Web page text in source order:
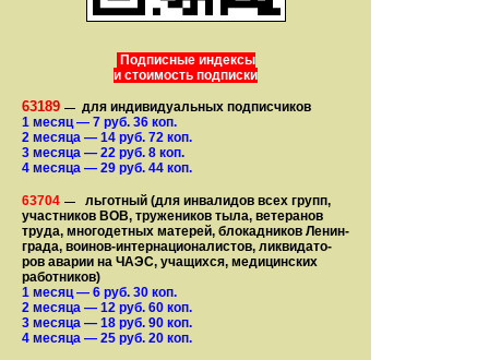
Подписные индексы
и стоимость подписки
63189 — для индивидуальных подписчиков
1 месяц— 7 руб. 36 коп.
2 месяца — 14 руб. 72 коп.
3 месяца — 22 руб. 8 коп.
4 месяца — 29 руб. 44 коп.
63704 —
льготный (для ин­ва­лидов всех групп,
участ­ников ВОВ, труже­ни­ков тыла, ветеранов
труда, мно­го­­детных матерей, бло­­кад­ни­ков Ле­нин­
града, воинов-интернаци­о­на­­ли­стов, лик­ви­да­то­
ров аварии на ЧАЭС, уча­щихся, медицинских
работников)
1 месяц— 6 руб. 30 коп.
2 месяца — 12 руб. 60 коп.
3 месяца — 18 руб. 90 коп.
4 месяца — 25 руб. 20 коп.